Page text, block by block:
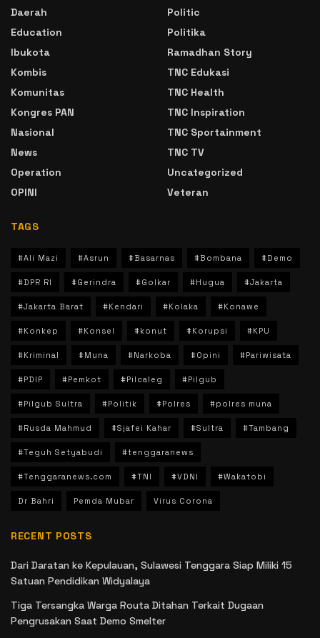
Daerah
Education
Ibukota
Kombis
Komunitas
Kongres PAN
Nasional
News
Operation
OPINI
Politic
Politika
Ramadhan Story
TNC Edukasi
TNC Health
TNC Inspiration
TNC Sportainment
TNC TV
Uncategorized
Veteran
TAGS
#Ali Mazi #Asrun #Basarnas #Bombana #Demo
#DPR RI #Gerindra #Golkar #Hugua #Jakarta
#Jakarta Barat #Kendari #Kolaka #Konawe
#Konkep #Konsel #konut #Korupsi #KPU
#Kriminal #Muna #Narkoba #Opini #Pariwisata
#PDIP #Pemkot #Pilcaleg #Pilgub
#Pilgub Sultra #Politik #Polres #polres muna
#Rusda Mahmud #Sjafei Kahar #Sultra #Tambang
#Teguh Setyabudi #tenggaranews
#Tenggaranews.com #TNI #VDNI #Wakatobi
Dr Bahri Pemda Mubar Virus Corona
RECENT POSTS
Dari Daratan ke Kepulauan, Sulawesi Tenggara Siap Miliki 15
Satuan Pendidikan Widyalaya
Tiga Tersangka Warga Routa Ditahan Terkait Dugaan
Pengrusakan Saat Demo Smelter